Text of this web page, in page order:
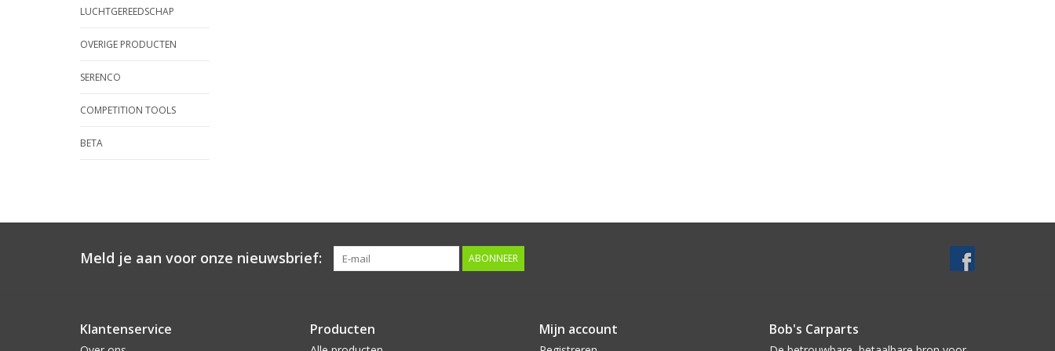
LUCHTGEREEDSCHAP
OVERIGE PRODUCTEN
SERENCO
COMPETITION TOOLS
BETA
Meld je aan voor onze nieuwsbrief: ABONNEER
Klantenservice Producten Mijn account Bob's Carparts